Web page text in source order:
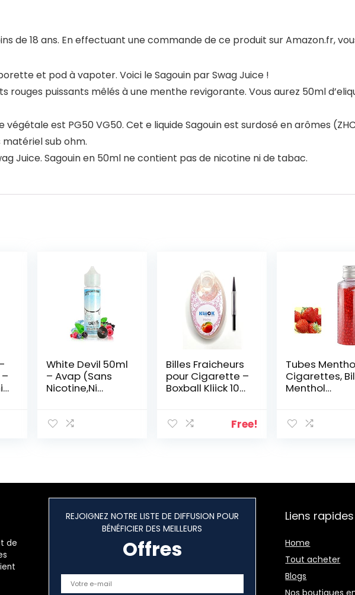
de 18 ans. En effectuant une commande de ce produit sur Amazon.fr,
et pod à vapoter. Voici le Sagouin par Swag Juice !
rouges puissants mêlés à une menthe revigorante. Vous aurez 50ml
est PG50 VG50. Cet e liquide Sagouin est surdosé en arômes
matériel sub ohm.
Juice. Sagouin en 50ml ne contient pas de nicotine ni de tabac.
White Devil 50ml
– Avap (Sans
Nicotine,Ni
Billes Fraicheurs
pour Cigarette –
Boxball Kliick 100
Free!
Tubes
Cigarettes,
Menthol
Parfumé,
de
REJOIGNEZ NOTRE LISTE DE DIFFUSION POUR
BÉNÉFICIER DES MEILLEURS
Offres
Liens rapides
Home
Tout acheter
Blogs
Nos boutiques